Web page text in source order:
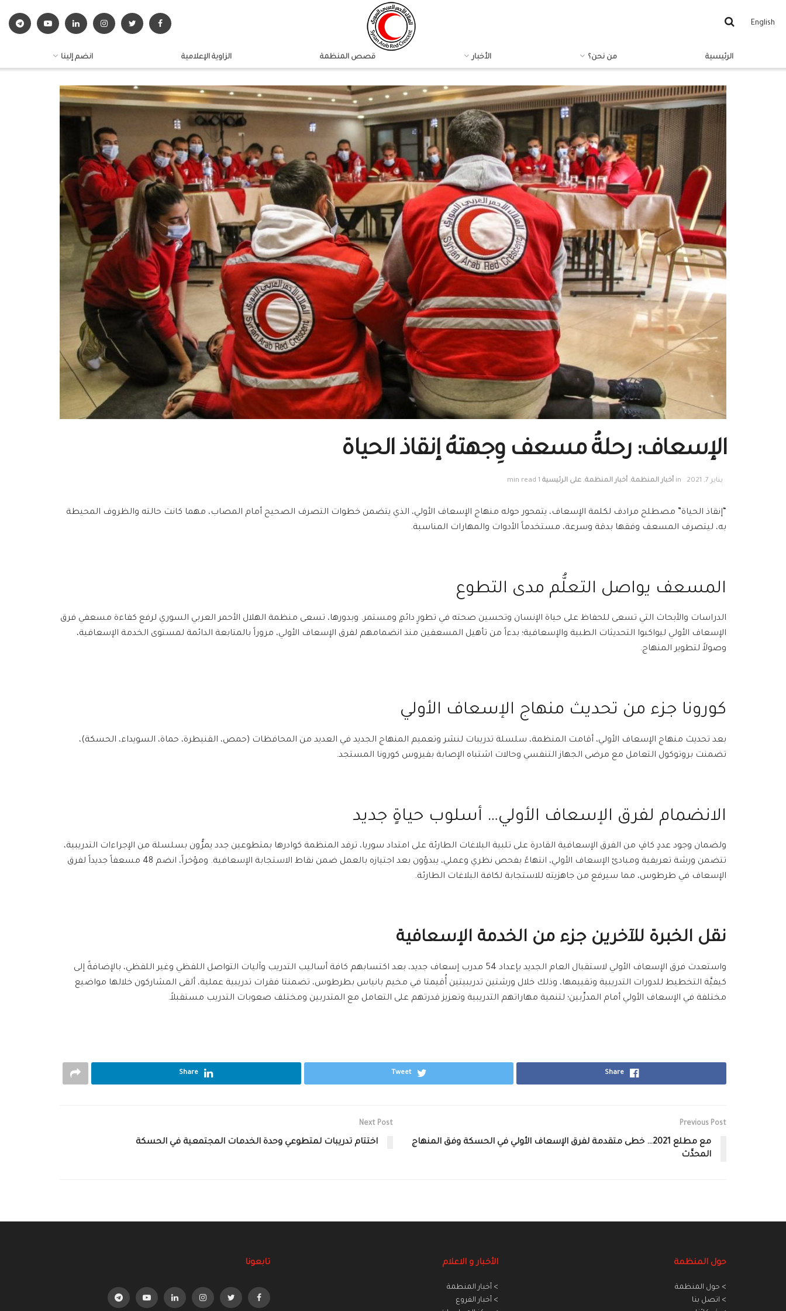
English
الرئيسية من نحن؟ الأخبار قصص المنظمة الزاوية الإعلامية انضم إلينا
الإسعاف: رحلةُ مسعف وِجهتهُ إنقاذ الحياة
يناير 7, 2021 in أخبار المنظمة, أخبار المنظمة, على الرئيسية 1 min read
“إنقاذ الحياة” مصطلح مرادف لكلمة الإسعاف، يتمحور حوله منهاج الإسعاف الأولي، الذي يتضمن خطوات التصرف الصحيح أمام المصاب، مهما كانت حالته والظروف المحيطة
به، ليتصرف المسعف وفقها بدقة وسرعة، مستخدماً الأدوات والمهارات المناسبة.
المسعف يواصل التعلُّم مدى التطوع
الدراسات والأبحاث التي تسعى للحفاظ على حياة الإنسان وتحسين صحته في تطورٍ دائمٍ ومستمر. وبدورها، تسعى منظمة الهلال الأحمر العربي السوري لرفع كفاءة مسعفي فرق
الإسعاف الأولي ليواكبوا التحديثات الطبية والإسعافية؛ بدءاً من تأهيل المسعفين منذ انضمامهم لفرق الإسعاف الأولي، مروراً بالمتابعة الدائمة لمستوى الخدمة الإسعافية،
وصولاً لتطوير المنهاج.
كورونا جزء من تحديث منهاج الإسعاف الأولي
بعد تحديث منهاج الإسعاف الأولي، أقامت المنظمة، سلسلة تدريبات لنشر وتعميم المنهاج الجديد في العديد من المحافظات (حمص، القنيطرة، حماة، السويداء، الحسكة)،
تضمنت بروتوكول التعامل مع مرضى الجهاز التنفسي وحالات اشتباه الإصابة بفيروس كورونا المستجد.
الانضمام لفرق الإسعاف الأولي… أسلوب حياةٍ جديد
ولضمان وجود عددٍ كافٍ من الفرق الإسعافية القادرة على تلبية البلاغات الطارئة على امتداد سوريا، ترفد المنظمة كوادرها بمتطوعين جدد يمرُّون بسلسلة من الإجراءات التدريبية،
تتضمن ورشة تعريفية ومبادئ الإسعاف الأولي، انتهاءً بفحص نظري وعملي، يبدؤون بعد اجتيازه بالعمل ضمن نقاط الاستجابة الإسعافية. ومؤخراً، انضم 48 مسعفاً جديداً لفرق
الإسعاف في طرطوس، مما سيرفع من جاهزيته للاستجابة لكافة البلاغات الطارئة.
نقل الخبرة للآخرين جزء من الخدمة الإسعافية
واستعدت فرق الإسعاف الأولي لاستقبال العام الجديد بإعداد 54 مدرب إسعاف جديد، بعد اكتسابهم كافة أساليب التدريب وآليات التواصل اللفظي وغير اللفظي، بالإضافةً إلى
كيفيَّة التخطيط للدورات التدريبية وتقييمها، وذلك خلال ورشتين تدريبيتين أُقيمتا في مخيم بانياس بطرطوس، تضمنتا فقرات تدريبية عملية، ألقى المشاركون خلالها مواضيع
مختلفة في الإسعاف الأولي أمام المدرِّبين؛ لتنمية مهاراتهم التدريبية وتعزيز قدرتهم على التعامل مع المتدربين ومختلف صعوبات التدريب مستقبلاً.
Share
Tweet
Share
Previous Post
مع مطلع 2021… خطى متقدمة لفرق الإسعاف الأولي في الحسكة وفق المنهاج
المحدَّث
Next Post
اختتام تدريبات لمتطوعي وحدة الخدمات المجتمعية في الحسكة
حول المنظمة
> حول المنظمة
> اتصل بنا
الأخبار و الاعلام
> أخبار المنطمة
> أخبار الفروع
تابعونا